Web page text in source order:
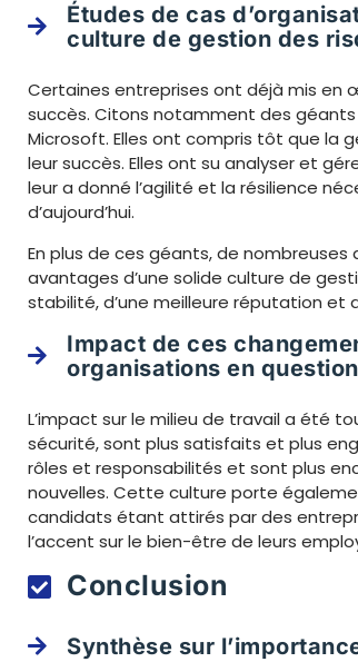
Études de cas
culture de gestion des
Certaines entreprises ont déjà mis en
succès. Citons notamment des
Microsoft. Elles ont compris tôt que la
leur succès. Elles ont su analyser et
leur a donné l’agilité et la résilience
d’aujourd’hui.
En plus de ces géants, de
avantages d’une solide culture de
stabilité, d’une meilleure réputation et
Impact de ces
organisations en question
L’impact sur le milieu de travail a été
sécurité, sont plus satisfaits et plus
rôles et responsabilités et sont plus
nouvelles. Cette culture porte
candidats étant attirés par des
l’accent sur le bien-être de leurs
Conclusion
Synthèse sur